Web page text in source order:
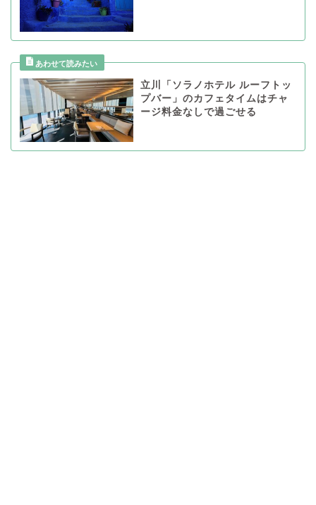
立川「ソラノホテル ルーフトッ
プバー」のカフェタイムはチャ
ージ料金なしで過ごせる